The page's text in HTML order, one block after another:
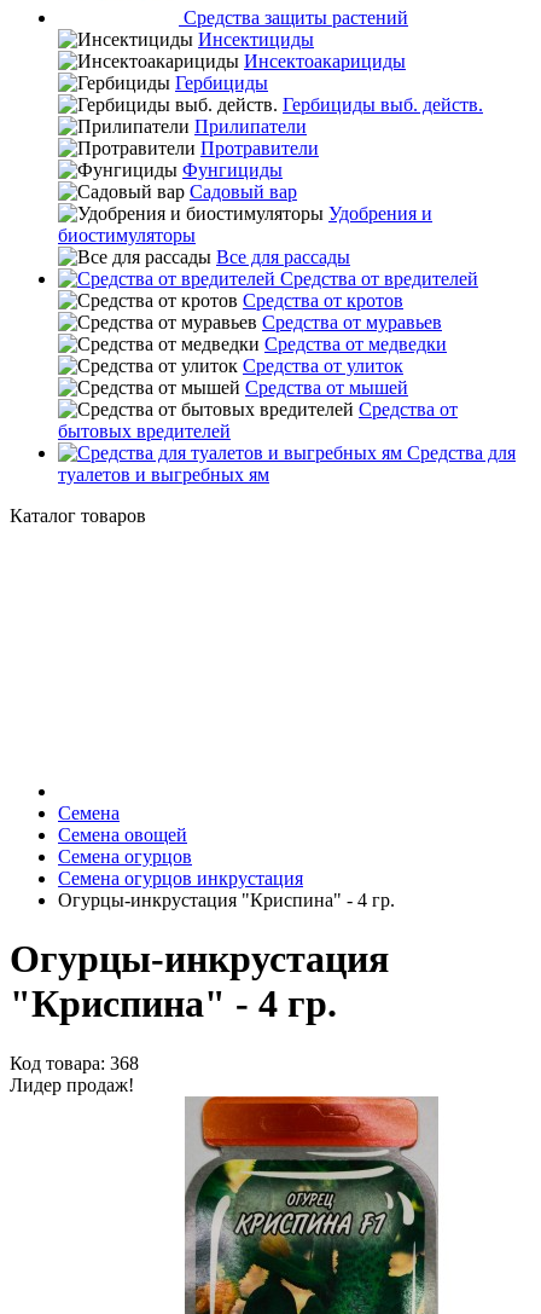
Средства защиты растений
Инсектициды
Инсектоакарициды
Гербициды
Гербициды выб. действ.
Прилипатели
Протравители
Фунгициды
Садовый вар
Удобрения и
биостимуляторы
Все для рассады
Средства от вредителей
Средства от кротов
Средства от муравьев
Средства от медведки
Средства от улиток
Средства от мышей
Средства от
бытовых вредителей
Средства для
туалетов и выгребных ям
Каталог товаров
Семена
Семена овощей
Семена огурцов
Семена огурцов инкрустация
Огурцы-инкрустация "Криспина" - 4 гр.
Огурцы-инкрустация
"Криспина" - 4 гр.
Код товара: 368
Лидер продаж!